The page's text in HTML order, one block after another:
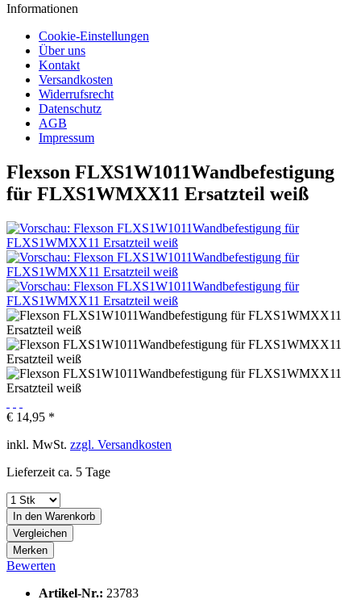
Informationen
Cookie-Einstellungen
Über uns
Kontakt
Versandkosten
Widerrufsrecht
Datenschutz
AGB
Impressum
Flexson FLXS1W1011Wandbefestigung
für FLXS1WMXX11 Ersatzteil weiß
€ 14,95 *
inkl. MwSt. zzgl. Versandkosten
Lieferzeit ca. 5 Tage
In den Warenkorb
Vergleichen
Merken
Bewerten
Artikel-Nr.: 23783